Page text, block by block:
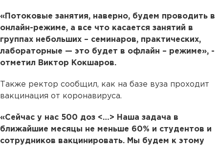
«Потоковые занятия, наверно, будем проводить в
онлайн-режиме, а все что касается занятий в
группах небольших – семинаров, практических,
лабораторные — это будет в офлайн – режиме», -
отметил Виктор Кокшаров.
Также ректор сообщил, как на базе вуза проходит
вакцинация от коронавируса.
«Сейчас у нас 500 доз <…> Наша задача в
ближайшие месяцы не меньше 60% и студентов и
сотрудников вакцинировать. Мы будем к этому